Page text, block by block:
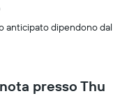
anticipato dipendono dal
presso Thu